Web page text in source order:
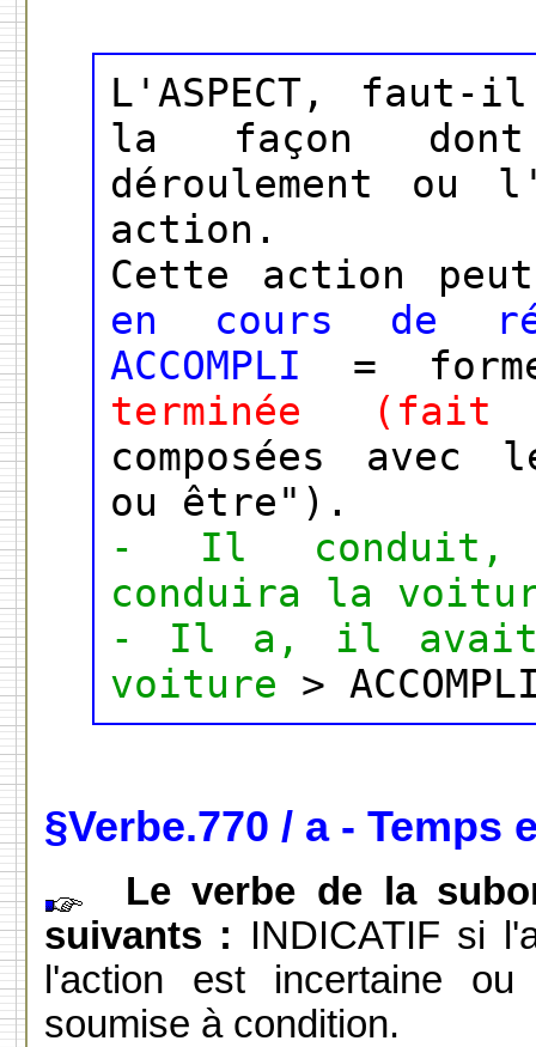
L'ASPECT,
la façon
déroulement ou
action.
Cette action peut
en cours de
ACCOMPLI =
terminée (fait
composées
ou être").
- Il
conduira la
- Il a, il
voiture >
§Verbe.770 / a - Temps
Le verbe de la
suivants : INDICATIF si
l'action est incertaine
soumise à condition.